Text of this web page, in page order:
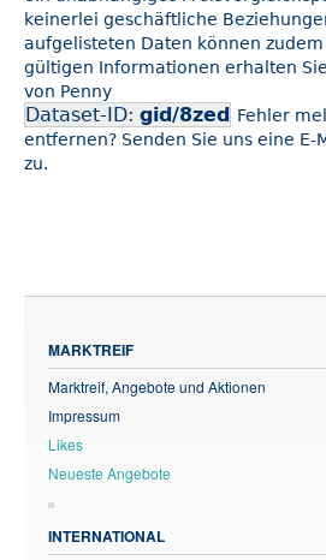
keinerlei geschäftliche
aufgelisteten Daten können
gültigen Informationen erhalten
von Penny
Dataset-ID: gid/8zed
Fehler
entfernen? Senden Sie uns eine E-
zu.
MARKTREIF
Marktreif, Angebote und Aktionen
Impressum
Likes
Neueste Angebote
INTERNATIONAL